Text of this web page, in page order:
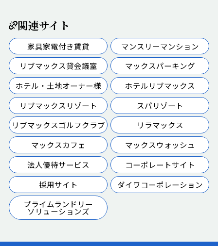
関連サイト
家具家電付き賃貸
マンスリーマンション
リブマックス貸会議室
マックスパーキング
ホテル・土地オーナー様
ホテルリブマックス
リブマックスリゾート
スパリゾート
リブマックスゴルフクラブ
リラマックス
マックスカフェ
マックスウォッシュ
法人優待サービス
コーポレートサイト
採用サイト
ダイワコーポレーション
プライムランドリー
ソリューションズ